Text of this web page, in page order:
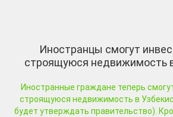
Иностранцы смогут
строящуюся недвижимость
Иностранные граждане теперь
строящуюся недвижимость в
будет утверждать правительство).